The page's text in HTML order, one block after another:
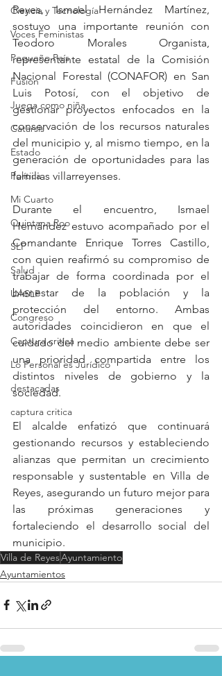
Ciencia y Tecnología
Voces Feministas
Pequeño País
Fusión
Juega como niña
Catarsis
Estado
Política
Mi Cuarto
Quintana Roo
SLP
Salud
UASLP
Congreso
Captura critica
Lo Personal es Jurídico
destacadas
captura critica
Reyes, Ismael Hernández Martínez,
sostuvo una importante reunión con
Teodoro Morales Organista,
representante estatal de la Comisión
Nacional Forestal (CONAFOR) en San
Luis Potosí, con el objetivo de
gestionar proyectos enfocados en la
conservación de los recursos naturales
del municipio y, al mismo tiempo, en la
generación de oportunidades para las
familias villarreyenses.
Durante el encuentro, Ismael
Hernández estuvo acompañado por el
Comandante Enrique Torres Castillo,
con quien reafirmó su compromiso de
trabajar de forma coordinada por el
bienestar de la población y la
protección del entorno. Ambas
autoridades coincidieron en que el
cuidado del medio ambiente debe ser
una prioridad compartida entre los
distintos niveles de gobierno y la
sociedad.
El alcalde enfatizó que continuará
gestionando recursos y estableciendo
alianzas que permitan un crecimiento
responsable y sustentable en Villa de
Reyes, asegurando un futuro mejor para
las próximas generaciones y
fortaleciendo el desarrollo social del
municipio.
Villa de ReyesAyuntamiento
Ayuntamientos